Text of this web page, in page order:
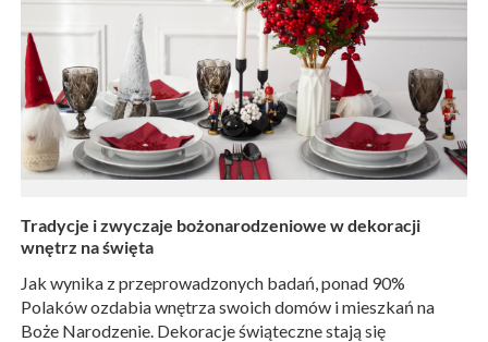
Tradycje i zwyczaje bożonarodzeniowe w dekoracji
wnętrz na święta
Jak wynika z przeprowadzonych badań, ponad 90%
Polaków ozdabia wnętrza swoich domów i mieszkań na
Boże Narodzenie. Dekoracje świąteczne stają się